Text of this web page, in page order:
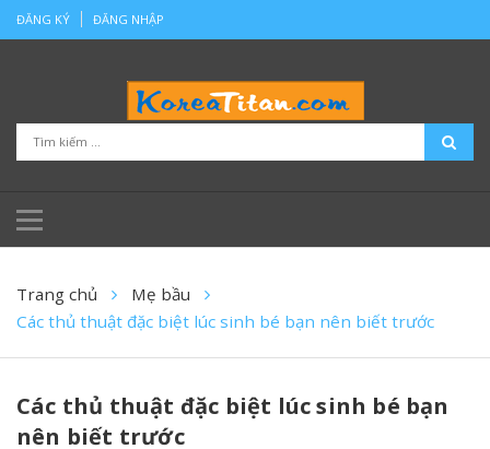
ĐĂNG KÝ ĐĂNG NHẬP
Trang chủ
Mẹ bầu
Các thủ thuật đặc biệt lúc sinh bé bạn nên biết trước
Các thủ thuật đặc biệt lúc sinh bé bạn
nên biết trước